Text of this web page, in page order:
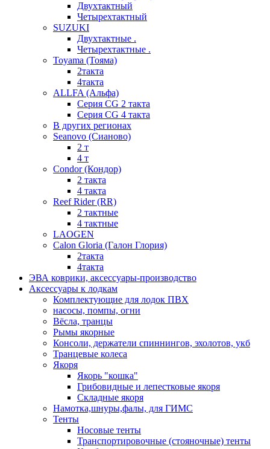
Двухтактный
Четырехтактный
SUZUKI
Двухтактные .
Четырехтактные .
Toyama (Тояма)
2такта
4такта
ALLFA (Альфа)
Серия СG 2 такта
Серия СG 4 такта
В других регионах
Seanovo (Сианово)
2 т
4 т
Condor (Кондор)
2 такта
4 такта
Reef Rider (RR)
2 тактные
4 тактные
LAOGEN
Calon Gloria (Галон Глория)
2такта
4такта
ЭВА коврики, аксессуары-производство
Аксессуары к лодкам
Комплектующие для лодок ПВХ
насосы, помпы, огни
Вёсла, транцы
Рымы якорные
Консоли, держатели спиннингов, эхолотов, укб
Транцевые колеса
Якоря
Якорь "кошка"
Грибовидные и лепестковые якоря
Складные якоря
Намотка,шнуры,фалы, для ГИМС
Тенты
Носовые тенты
Транспортировочные (стояночные) тенты